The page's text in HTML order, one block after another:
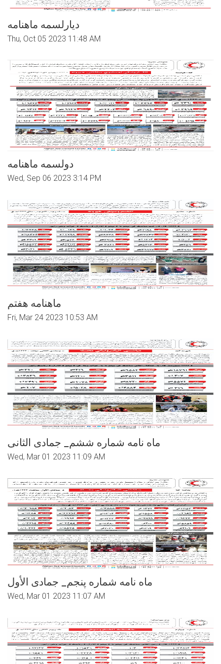
دیارلسمه ماهنامه
Thu, Oct 05 2023 11:48 AM
دولسمه ماهنامه
Wed, Sep 06 2023 3:14 PM
ماهنامه هفتم
Fri, Mar 24 2023 10:53 AM
ماه نامه شماره ششم_ جمادی الثانی
Wed, Mar 01 2023 11:09 AM
ماه نامه شماره پنجم_ جمادی الأول
Wed, Mar 01 2023 11:07 AM